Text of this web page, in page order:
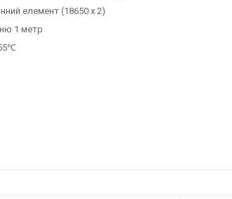
елемент (18650 x 2)
1 метр